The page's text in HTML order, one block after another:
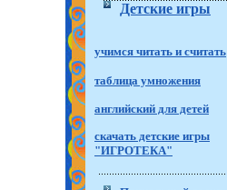
Детские игры
учимся читать и считать
таблица умножения
английский для детей
скачать детские игры
"ИГРОТЕКА"